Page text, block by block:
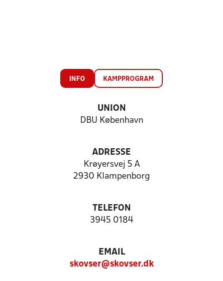
INFO KAMPPROGRAM
UNION
DBU København
ADRESSE
Krøyersvej 5 A
2930 Klampenborg
TELEFON
3945 0184
EMAIL
skovser@skovser.dk